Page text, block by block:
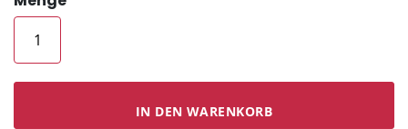
IN DEN WARENKORB